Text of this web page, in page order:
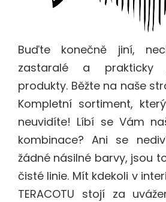
Buďte konečně jiní,
zastaralé a prakticky
produkty. Běžte na naše
Kompletní sortiment,
neuvidíte! Líbí se Vám
kombinace? Ani se
žádné násilné barvy, jsou
čisté linie. Mít kdekoli v
TERACOTU stojí za